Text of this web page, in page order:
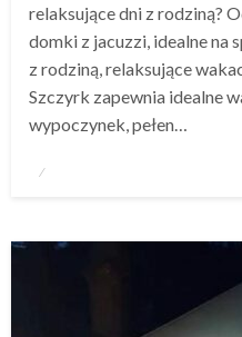
relaksujące dni z rodziną?
domki z jacuzzi, idealne na
z rodziną, relaksujące
Szczyrk zapewnia idealne
wypoczynek, pełen…
Opublikowane